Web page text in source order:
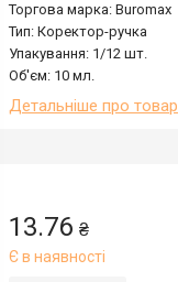
Торгова марка: Buromax
Тип: Коректор-ручка
Упакування: 1/12 шт.
Об'єм: 10 мл.
Детальніше про товар
13.76 ₴
Є в наявності